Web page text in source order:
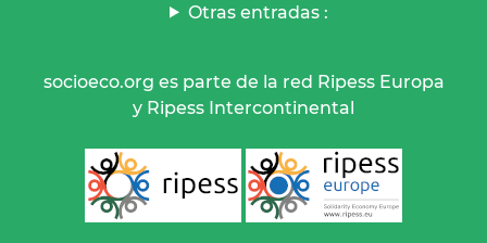
Otras entradas :
socioeco.org es parte de la red Ripess Europa
y Ripess Intercontinental